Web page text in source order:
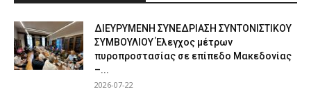
ΔΙΕΥΡΥΜΕΝΗ ΣΥΝΕΔΡΙΑΣΗ ΣΥΝΤΟΝΙΣΤΙΚΟΥ
ΣΥΜΒΟΥΛΙΟΥ Έλεγχος μέτρων
πυροπροστασίας σε επίπεδο Μακεδονίας
–...
2026-07-22